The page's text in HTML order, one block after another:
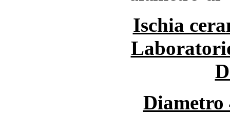
Ischia
Diametro